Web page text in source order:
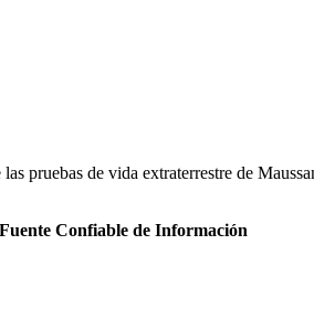
las pruebas de vida extraterrestre de
Confiable de Información